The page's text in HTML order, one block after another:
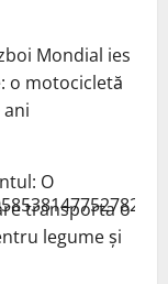
Mondial ies
o motocicletă
ani
O
transporta o
legume și